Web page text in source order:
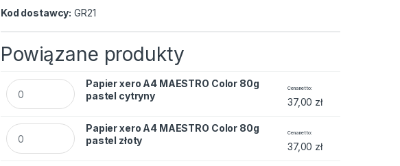
Kod dostawcy: GR21
Powiązane produkty
Papier xero A4 MAESTRO Color 80g pastel cytryny quantity
Papier xero A4 MAESTRO Color 80g
pastel cytryny
Cena netto
37,00 zł
Papier xero A4 MAESTRO Color 80g pastel złoty quantity
Papier xero A4 MAESTRO Color 80g
pastel złoty
Cena netto
37,00 zł